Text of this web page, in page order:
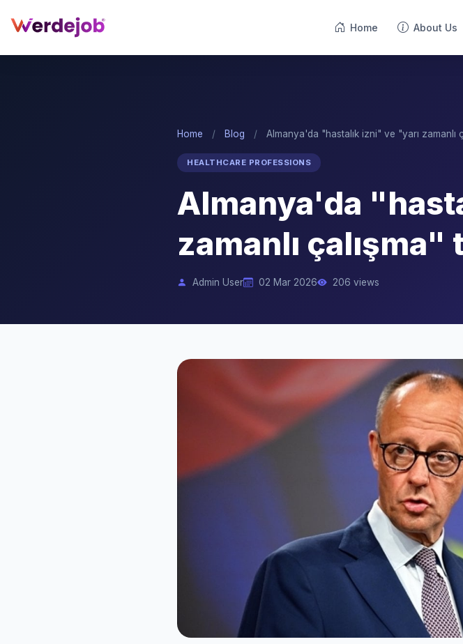
Home About Us
Home / Blog / Almanya'da "hastalık izni" ve "yarı zamanlı
HEALTHCARE PROFESSIONS
Almanya'da
zamanlı çalışma"
Admin User 02 Mar 2026 206 views